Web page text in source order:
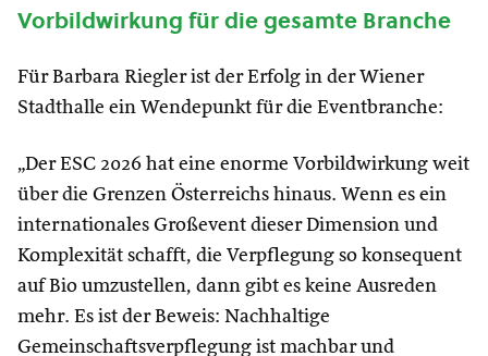
Vorbildwirkung für die gesamte Branche
Für Barbara Riegler ist der Erfolg in der Wiener
Stadthalle ein Wendepunkt für die Eventbranche:
„Der ESC 2026 hat eine enorme Vorbildwirkung weit
über die Grenzen Österreichs hinaus. Wenn es ein
internationales Großevent dieser Dimension und
Komplexität schafft, die Verpflegung so konsequent
auf Bio umzustellen, dann gibt es keine Ausreden
mehr. Es ist der Beweis: Nachhaltige
Gemeinschaftsverpflegung ist machbar und